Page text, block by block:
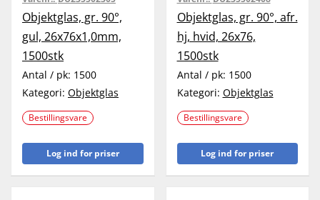
Objektglas, gr. 90°,
gul, 26x76x1,0mm,
1500stk
Antal / pk: 1500
Kategori: Objektglas
Bestillingsvare
Log ind for priser
Objektglas, gr. 90°, afr.
hj, hvid, 26x76,
1500stk
Antal / pk: 1500
Kategori: Objektglas
Bestillingsvare
Log ind for priser